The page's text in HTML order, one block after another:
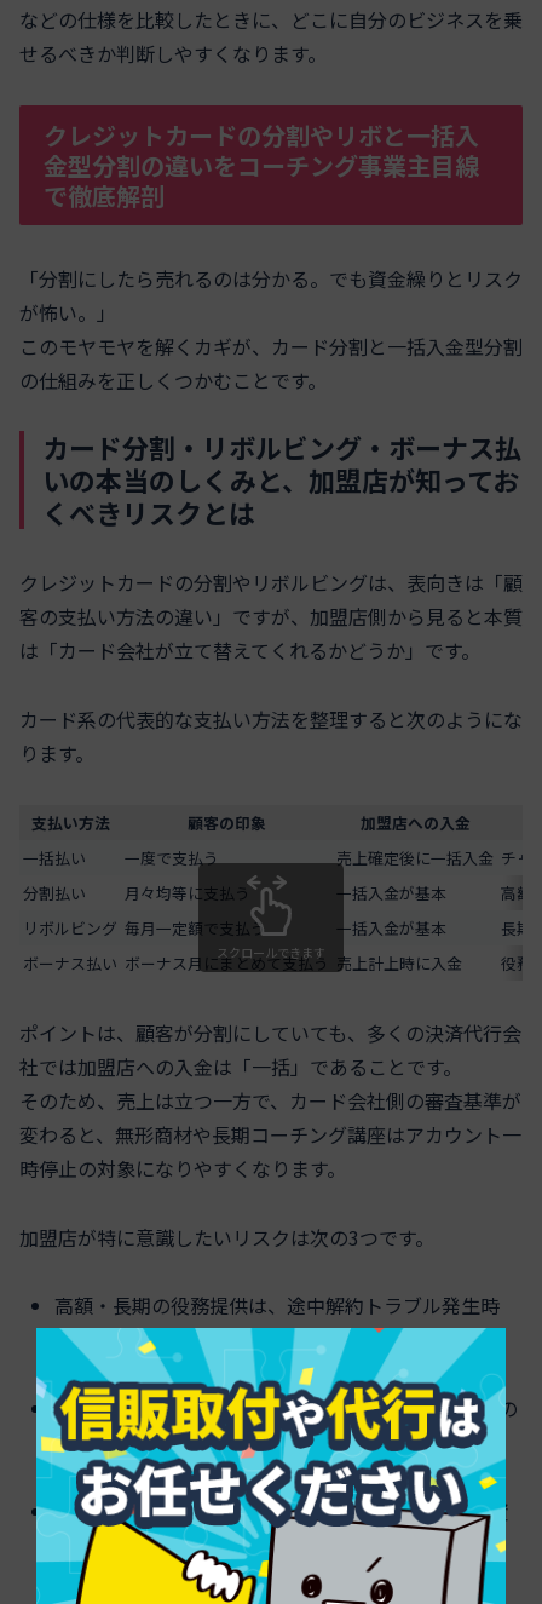
などの仕様を比較したときに、どこに自分のビジネスを乗
せるべきか判断しやすくなります。
クレジットカードの分割やリボと一括入
金型分割の違いをコーチング事業主目線
で徹底解剖
「分割にしたら売れるのは分かる。でも資金繰りとリスク
が怖い。」
このモヤモヤを解くカギが、カード分割と一括入金型分割
の仕組みを正しくつかむことです。
カード分割・リボルビング・ボーナス払
いの本当のしくみと、加盟店が知ってお
くべきリスクとは
クレジットカードの分割やリボルビングは、表向きは「顧
客の支払い方法の違い」ですが、加盟店側から見ると本質
は「カード会社が立て替えてくれるかどうか」です。
カード系の代表的な支払い方法を整理すると次のようにな
ります。
支払い方法 顧客の印象
加盟店への入金
一括払い
一度で支払う 売上確定後に一括入金 チャ
分割払い
月々均等に支払う 一括入金が基本
高額
リボルビング 毎月一定額で支払う 一括入金が基本
長期
ボーナス払い ボーナス月にまとめて支払う 売上計上時に入金 役務
スクロールできます
ポイントは、顧客が分割にしていても、多くの決済代行会
社では加盟店への入金は「一括」であることです。
そのため、売上は立つ一方で、カード会社側の審査基準が
変わると、無形商材や長期コーチング講座はアカウント一
時停止の対象になりやすくなります。
加盟店が特に意識したいリスクは次の3つです。
高額・長期の役務提供は、途中解約トラブル発生時
にチャージバックにつながりやすい
情報商材系と近い見え方になると、審査基準見直しの
タイミングで急に止まる可能性がある
決済代行会社1社に売上を集中させると、凍結時に資
金繰りが一気に詰まる